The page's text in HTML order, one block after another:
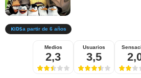
a partir de 6 años
Medios
2,3
Usuarios
3,5